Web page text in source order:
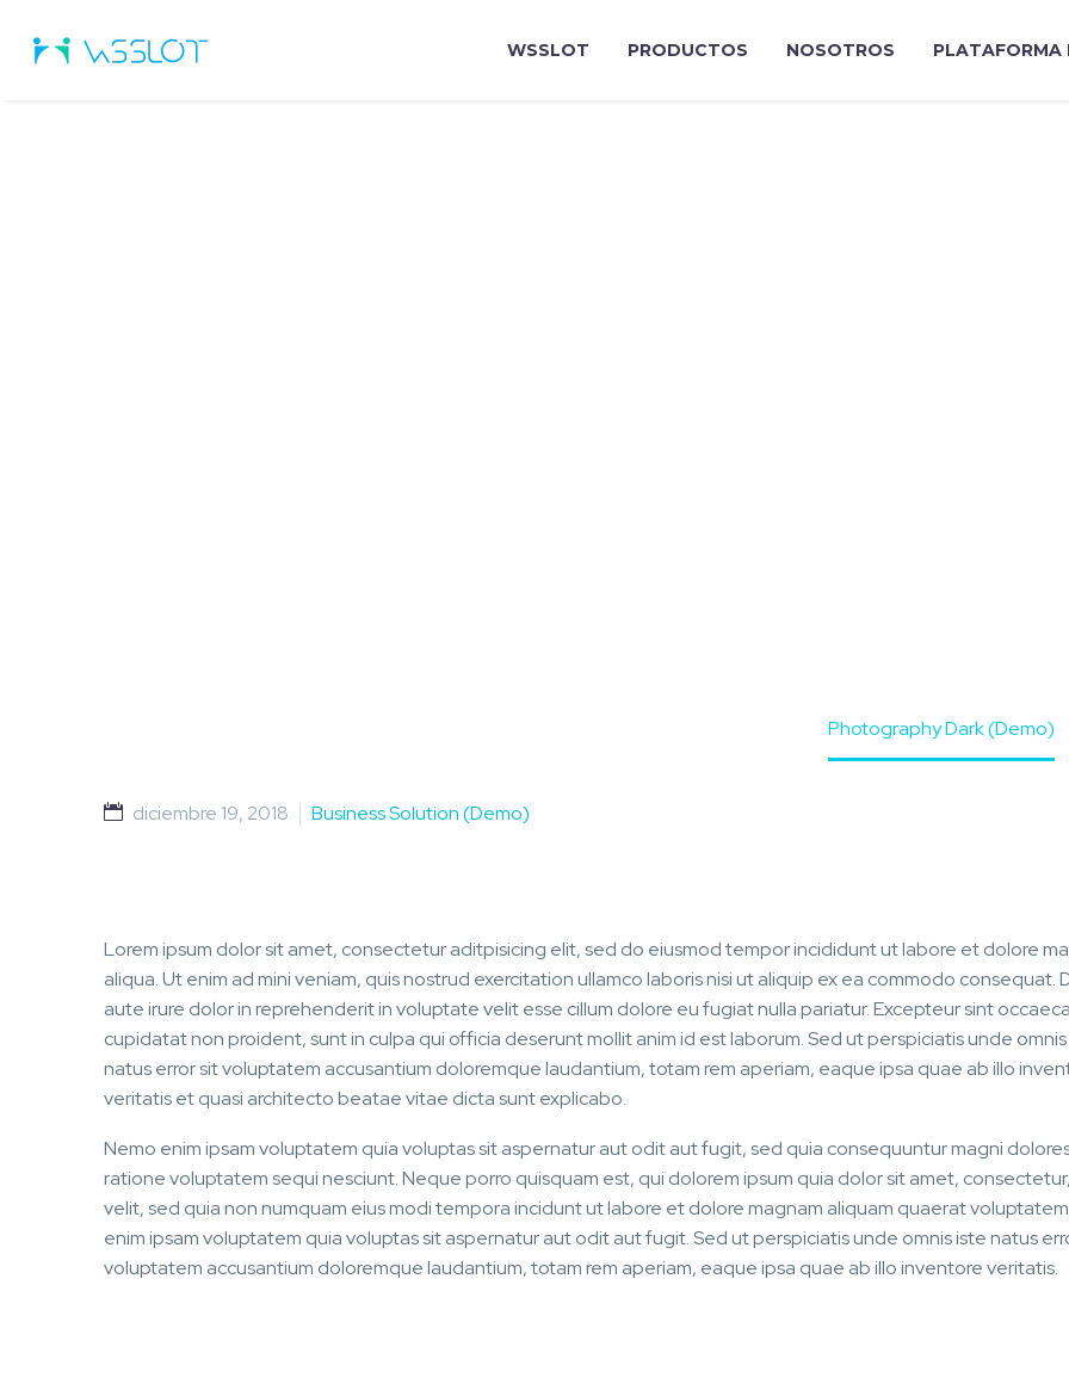
WSSLOT PRODUCTOS NOSOTROS PLATAFORMA
Photography Dark (Demo)
diciembre 19, 2018 Business Solution (Demo)
Lorem ipsum dolor sit amet, consectetur aditpisicing elit, sed do eiusmod tempor incididunt ut labore et dolore
aliqua. Ut enim ad mini veniam, quis nostrud exercitation ullamco laboris nisi ut aliquip ex ea commodo consequat.
aute irure dolor in reprehenderit in voluptate velit esse cillum dolore eu fugiat nulla pariatur. Excepteur sint
cupidatat non proident, sunt in culpa qui officia deserunt mollit anim id est laborum. Sed ut perspiciatis unde
natus error sit voluptatem accusantium doloremque laudantium, totam rem aperiam, eaque ipsa quae ab illo
veritatis et quasi architecto beatae vitae dicta sunt explicabo.
Nemo enim ipsam voluptatem quia voluptas sit aspernatur aut odit aut fugit, sed quia consequuntur magni
ratione voluptatem sequi nesciunt. Neque porro quisquam est, qui dolorem ipsum quia dolor sit amet,
velit, sed quia non numquam eius modi tempora incidunt ut labore et dolore magnam aliquam quaerat
enim ipsam voluptatem quia voluptas sit aspernatur aut odit aut fugit. Sed ut perspiciatis unde omnis iste natus
voluptatem accusantium doloremque laudantium, totam rem aperiam, eaque ipsa quae ab illo inventore veritatis.